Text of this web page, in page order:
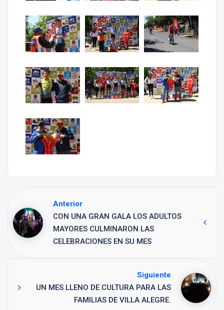
Anterior
CON UNA GRAN GALA LOS ADULTOS
MAYORES CULMINARON LAS
CELEBRACIONES EN SU MES
Siguiente
UN MES LLENO DE CULTURA PARA LAS
FAMILIAS DE VILLA ALEGRE.